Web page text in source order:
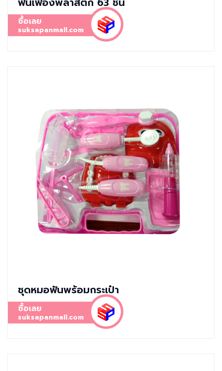
ซื้อเลย
suksapanmall.com
ชุดหมอฟันพร้อมกระเป๋า
ซื้อเลย
suksapanmall.com